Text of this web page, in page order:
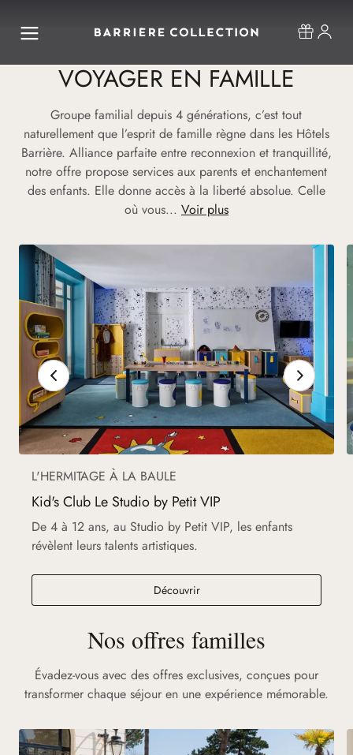
VOYAGER EN FAMILLE
Groupe familial depuis 4 générations, c’est tout
naturellement que l’esprit de famille règne dans les Hôtels
Barrière. Alliance parfaite entre reconnexion et tranquillité,
notre offre propose services aux parents et enchantement
des enfants. Elle donne accès à la liberté absolue. Celle
où vous... Voir plus
L'HERMITAGE À LA BAULE
Kid's Club Le Studio by Petit VIP
De 4 à 12 ans, au Studio by Petit VIP, les enfants
révèlent leurs talents artistiques.
Découvrir
Nos offres familles
Évadez-vous avec des offres exclusives, conçues pour
transformer chaque séjour en une expérience mémorable.